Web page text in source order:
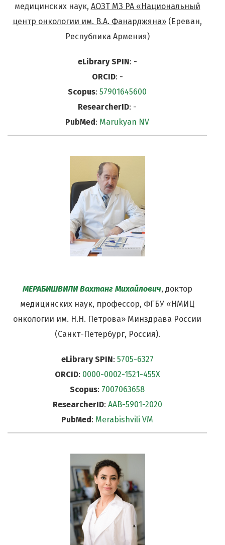
медицинских наук, АОЗТ МЗ РА «Национальный
центр онкологии им. В.А. Фанарджяна» (Ереван,
Республика Армения)
eLibrary SPIN: -
ORCID: -
Scopus:57901645600
ResearcherID: -
PubMed: Marukyan NV
МЕРАБИШВИЛИ Вахтанг Михайлович, доктор
медицинских наук, профессор, ФГБУ «НМИЦ
онкологии им. Н.Н. Петрова» Минздрава России
(Санкт-Петербург, Россия).
eLibrary SPIN: 5705-6327
ORCID: 0000-0002-1521-455X
Scopus: 7007063658
ResearcherID: AAB-5901-2020
PubMed: Merabishvili VM